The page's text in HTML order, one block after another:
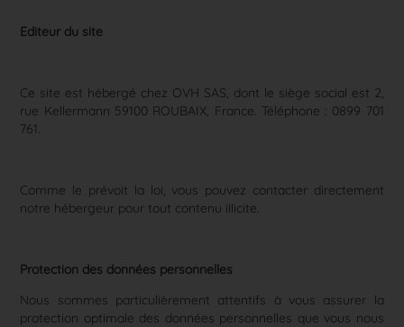
Editeur du site
Ce site est hébergé chez OVH SAS, dont le siège social est 2,
rue Kellermann 59100 ROUBAIX, France. Téléphone : 0899 701
761 .
Comme le prévoit la loi, vous pouvez contacter directement
notre hébergeur pour tout contenu illicite.
Protection des données personnelles
Nous sommes particulièrement attentifs à vous assurer la
protection optimale des données personnelles que vous nous